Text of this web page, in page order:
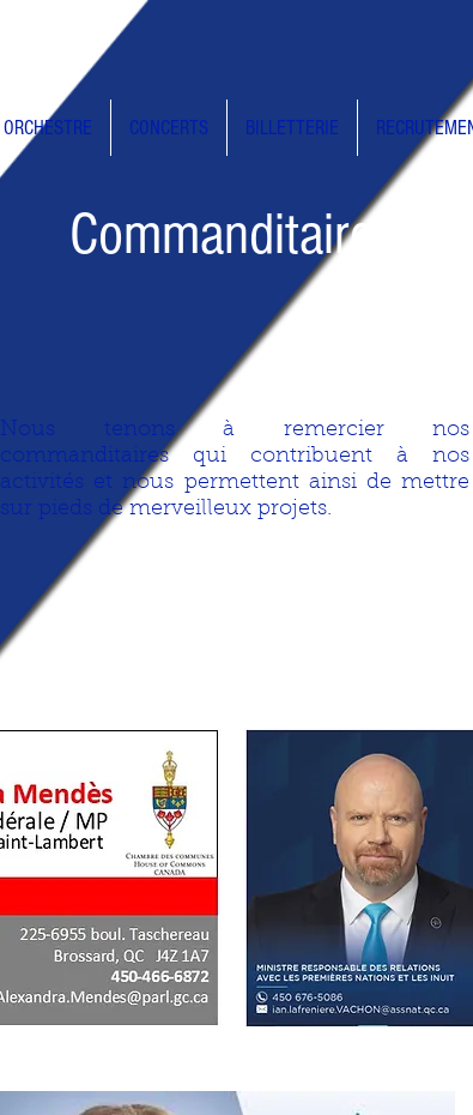
ORCHESTRE CONCERTS BILLETTERIE
Commanditaires
Nous tenons à remercier nos
commanditaires qui contribuent à nos
activités et nous permettent ainsi de mettre
sur pieds de merveilleux projets.